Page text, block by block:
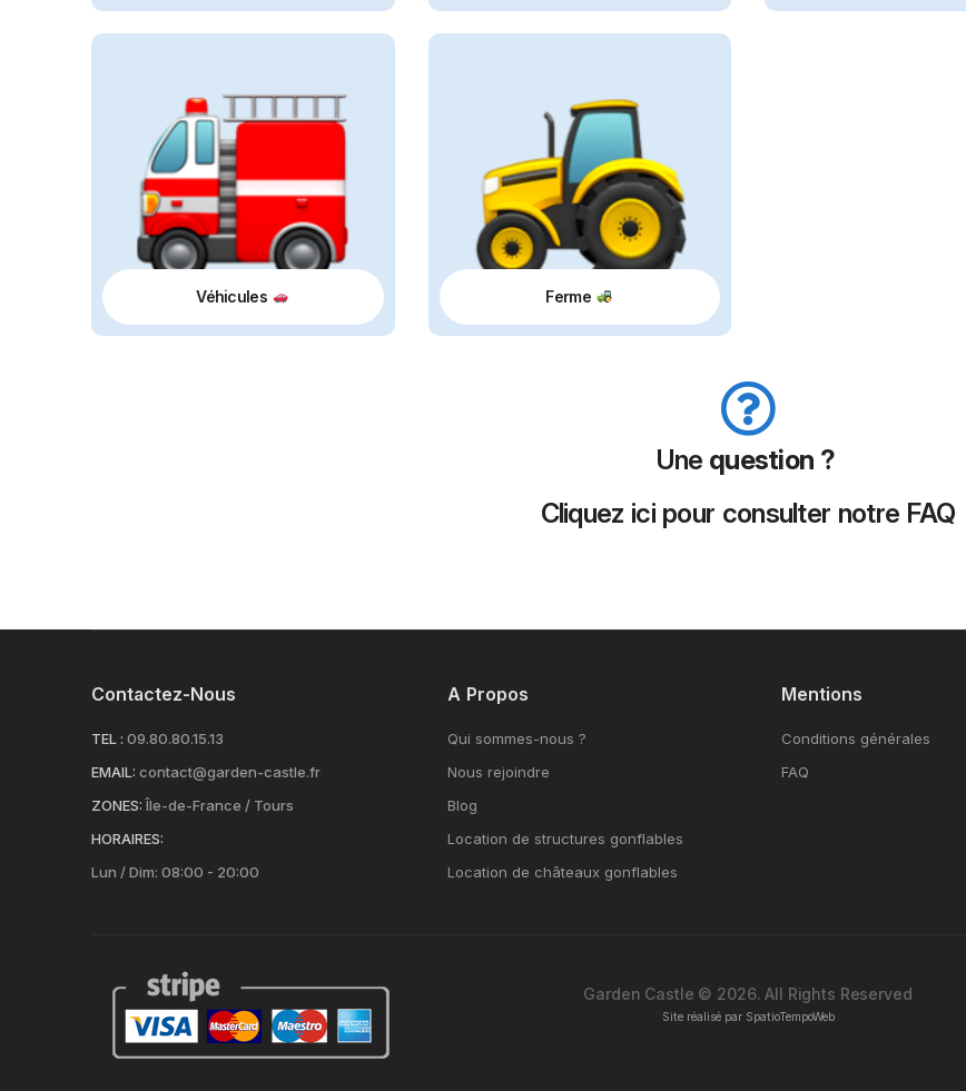
Véhicules Ferme
Une question ?
Cliquez ici pour consulter notre FAQ
Contactez-Nous
TEL : 09.80.80.15.13
EMAIL: contact@garden-castle.fr
ZONES: Île-de-France / Tours
HORAIRES:
Lun / Dim: 08:00 - 20:00
A Propos
Qui sommes-nous ?
Nous rejoindre
Blog
Location de structures gonflables
Location de châteaux gonflables
Mentions
Conditions générales
FAQ
Garden Castle © 2026. All Rights Reserved
Site réalisé par SpatioTempoWeb